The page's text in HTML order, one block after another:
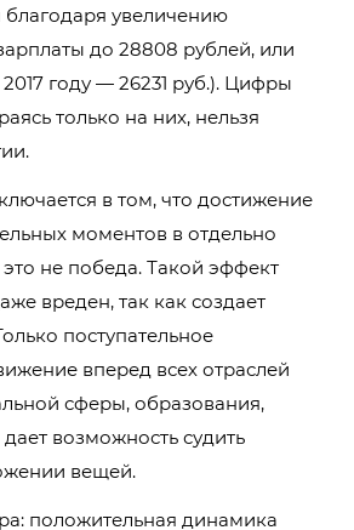
увеличению
до 28808 рублей, или
году — 26231 руб.). Цифры
только на них, нельзя
в том, что достижение
моментов в отдельно
не победа. Такой эффект
вреден, так как создает
поступательное
вперед всех отраслей
сферы, образования,
возможность судить
вещей.
положительная динамика